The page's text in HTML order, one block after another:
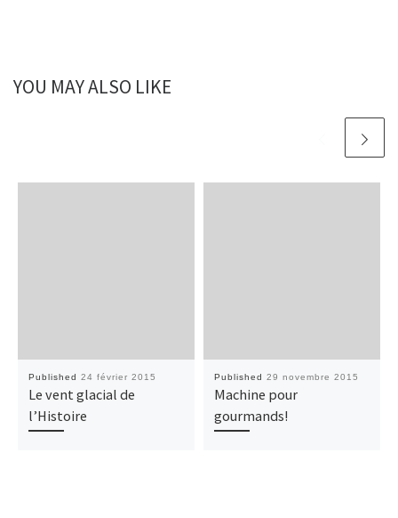
YOU MAY ALSO LIKE
Published 24 février 2015
Le vent glacial de
l’Histoire
Published 29 novembre 2015
Machine pour
gourmands!